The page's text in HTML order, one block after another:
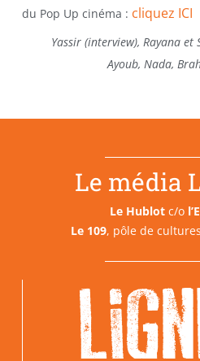
du Pop Up cinéma : cliquez ICI
Yassir (interview), Rayana
Ayoub, Nada,
Le média
Le Hublot c/o
Le 109, pôle de